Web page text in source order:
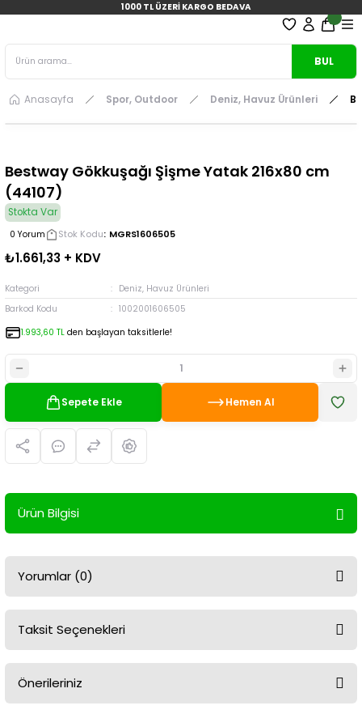
1000 TL ÜZERİ KARGO BEDAVA
BUL
Anasayfa Spor, Outdoor Deniz, Havuz Ürünleri
Bestway Gökkuşağı Şişme Yatak 216x80 cm
(44107)
Stokta Var
0 Yorum Stok Kodu MGRS1606505
₺1.661,33 + KDV
Kategori
Deniz, Havuz Ürünleri
Barkod Kodu
1002001606505
1.993,60 TL den başlayan taksitlerle!
Sepete Ekle Hemen Al
Ürün Bilgisi
Yorumlar (0)
Taksit Seçenekleri
Önerileriniz